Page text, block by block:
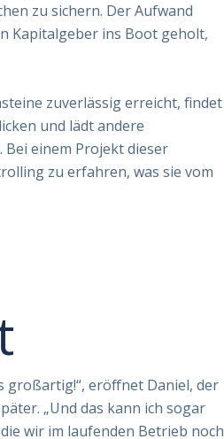
zu sichern. Der Aufwand
Kapitalgeber ins Boot geholt,
zuverlässig erreicht, findet
und lädt andere
Bei einem Projekt dieser
zu erfahren, was sie vom
großartig!“, eröffnet Daniel, der
„Und das kann ich sogar
wir im laufenden Betrieb noch